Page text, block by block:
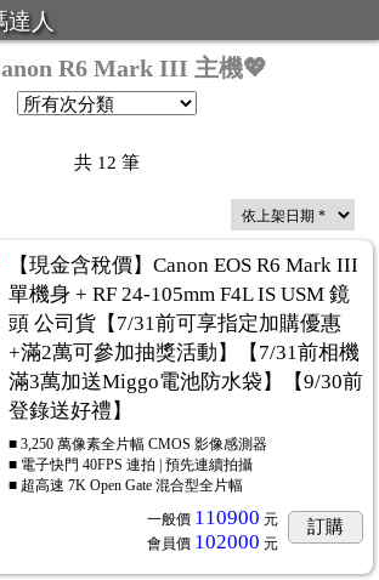
達人
R6 Mark III 主機💖
共 12 筆
【現金含稅價】Canon EOS R6 Mark III
單機身 + RF 24-105mm F4L IS USM 鏡
頭 公司貨【7/31前可享指定加購優惠
+滿2萬可參加抽獎活動】【7/31前相機
滿3萬加送Miggo電池防水袋】【9/30前
登錄送好禮】
■ 3,250 萬像素全片幅 CMOS 影像感測器
■ 電子快門 40FPS 連拍 | 預先連續拍攝
■ 超高速 7K Open Gate 混合型全片幅
一般價 110900 元
會員價 102000 元
訂購